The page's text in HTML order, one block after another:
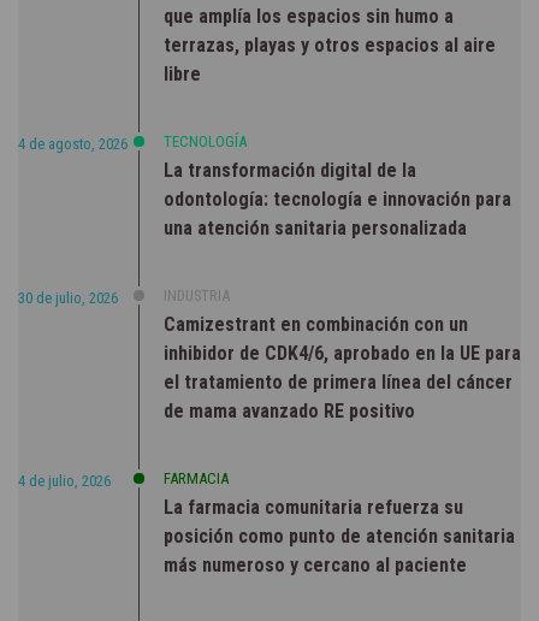
que amplía los espacios sin humo a
terrazas, playas y otros espacios al aire
libre
4 de agosto, 2026 TECNOLOGÍA
La transformación digital de la
odontología: tecnología e innovación para
una atención sanitaria personalizada
30 de julio, 2026 INDUSTRIA
Camizestrant en combinación con un
inhibidor de CDK4/6, aprobado en la UE para
el tratamiento de primera línea del cáncer
de mama avanzado RE positivo
4 de julio, 2026 FARMACIA
La farmacia comunitaria refuerza su
posición como punto de atención sanitaria
más numeroso y cercano al paciente